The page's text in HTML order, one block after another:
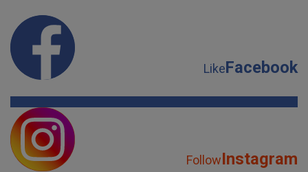
LikeFacebook
FollowInstagram